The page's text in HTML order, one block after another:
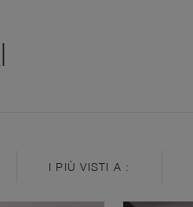
I PIÙ VISTI A :